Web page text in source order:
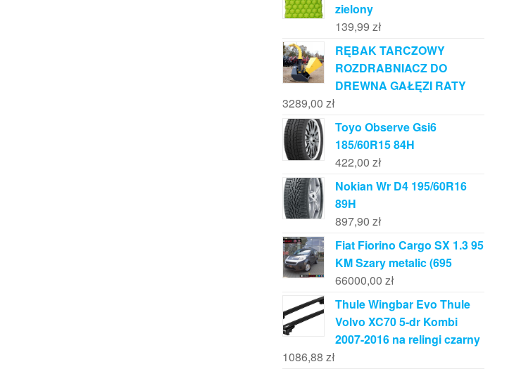
zielony
139,99 zł
RĘBAK TARCZOWY
ROZDRABNIACZ DO
DREWNA GAŁĘZI RATY
3289,00 zł
Toyo Observe Gsi6
185/60R15 84H
422,00 zł
Nokian Wr D4 195/60R16
89H
897,90 zł
Fiat Fiorino Cargo SX 1.3 95
KM Szary metalic (695
66000,00 zł
Thule Wingbar Evo Thule
Volvo XC70 5-dr Kombi
2007-2016 na relingi czarny
1086,88 zł